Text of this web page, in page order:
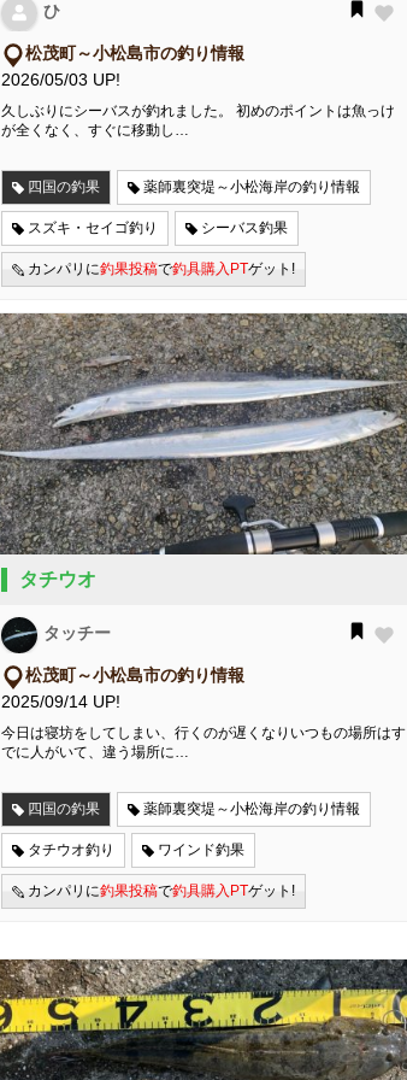
ひ
松茂町～小松島市の釣り情報
2026/05/03 UP!
久しぶりにシーバスが釣れました。 初めのポイントは魚っけ
が全くなく、すぐに移動し…
四国の釣果 薬師裏突堤～小松海岸の釣り情報
スズキ・セイゴ釣り シーバス釣果
カンパリに釣果投稿で釣具購入PTゲット!
タチウオ
タッチー
松茂町～小松島市の釣り情報
2025/09/14 UP!
今日は寝坊をしてしまい、行くのが遅くなりいつもの場所はす
でに人がいて、違う場所に…
四国の釣果 薬師裏突堤～小松海岸の釣り情報
タチウオ釣り ワインド釣果
カンパリに釣果投稿で釣具購入PTゲット!